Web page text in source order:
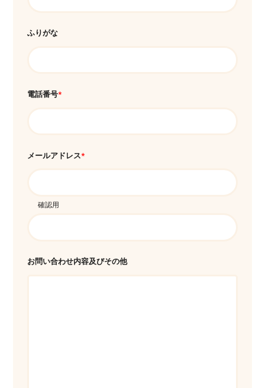
ふりがな
電話番号*
メールアドレス*
確認用
お問い合わせ内容及びその他